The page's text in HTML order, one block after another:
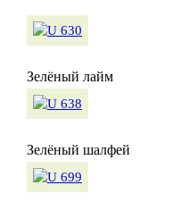
Зелёный лайм
Зелёный шалфей